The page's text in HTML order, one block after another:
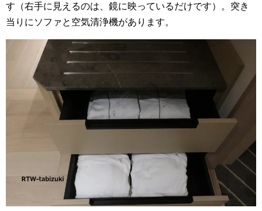
す（右手に見えるのは、鏡に映っているだけです）。突き
当りにソファと空気清浄機があります。